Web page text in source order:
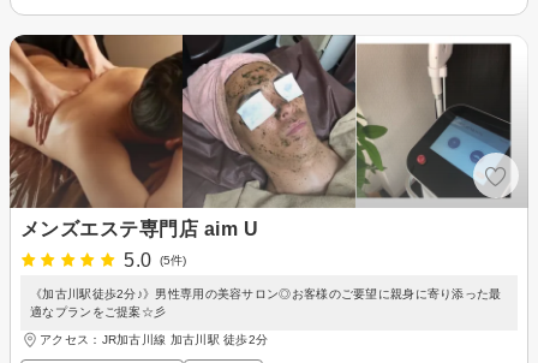
メンズエステ専門店 aim U
5.0
(5件)
《加古川駅徒歩2分♪》男性専用の美容サロン◎お客様のご要望に親身に寄り添った最
適なプランをご提案☆彡
アクセス：JR加古川線 加古川駅 徒歩2分